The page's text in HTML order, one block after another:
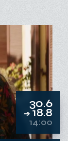
30.6
➔ 18.8
14:00